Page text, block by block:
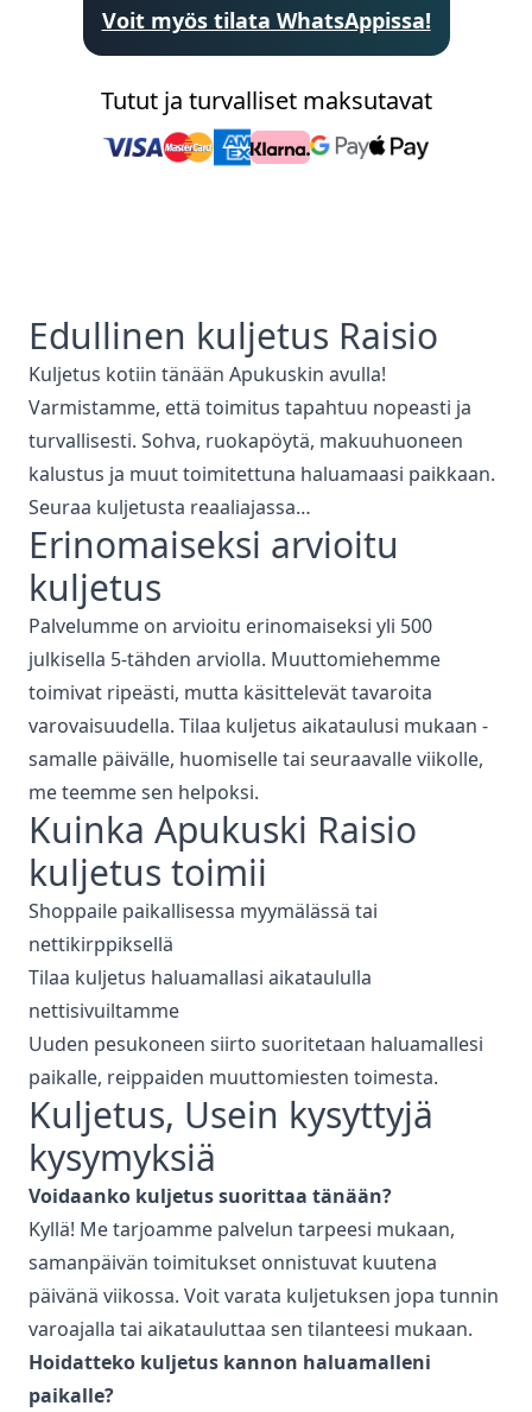
Voit myös tilata WhatsAppissa!
Tutut ja turvalliset maksutavat
Edullinen kuljetus Raisio
Kuljetus kotiin tänään Apukuskin avulla!
Varmistamme, että toimitus tapahtuu nopeasti ja
turvallisesti. Sohva, ruokapöytä, makuuhuoneen
kalustus ja muut toimitettuna haluamaasi paikkaan.
Seuraa kuljetusta reaaliajassa…
Erinomaiseksi arvioitu
kuljetus
Palvelumme on arvioitu erinomaiseksi yli 500
julkisella 5-tähden arviolla. Muuttomiehemme
toimivat ripeästi, mutta käsittelevät tavaroita
varovaisuudella. Tilaa kuljetus aikataulusi mukaan -
samalle päivälle, huomiselle tai seuraavalle viikolle,
me teemme sen helpoksi.
Kuinka Apukuski Raisio
kuljetus toimii
Shoppaile paikallisessa myymälässä tai
nettikirppiksellä
Tilaa kuljetus haluamallasi aikataululla
nettisivuiltamme
Uuden pesukoneen siirto suoritetaan haluamallesi
paikalle, reippaiden muuttomiesten toimesta.
Kuljetus, Usein kysyttyjä
kysymyksiä
Voidaanko kuljetussuorittaa tänään?
Kyllä! Me tarjoamme palvelun tarpeesi mukaan,
samanpäivän toimitukset onnistuvat kuutena
päivänä viikossa. Voit varata kuljetuksen jopa tunnin
varoajalla tai aikatauluttaa sen tilanteesi mukaan.
Hoidatteko kuljetus kannon haluamalleni
paikalle?